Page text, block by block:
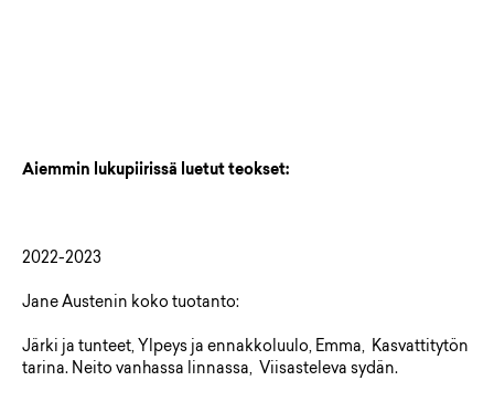
Aiemmin lukupiirissä luetut teokset:
2022-2023
Jane Austenin koko tuotanto:
Järki ja tunteet, Ylpeys ja ennakkoluulo, Emma, Kasvattitytön
tarina. Neito vanhassa linnassa, Viisasteleva sydän.